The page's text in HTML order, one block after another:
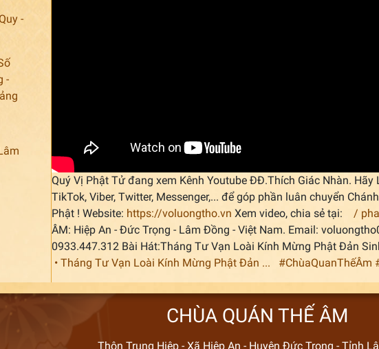
-
-
Quý Vị Phật Tử đang xem Kênh Youtube ĐĐ.Thích Giác Nhàn. Hãy
TikTok, Viber, Twitter, Messenger,... để góp phần luân chuyển
Phật ! Website: https://voluongtho.vn Xem video, chia sẻ tại: /
ÂM: Hiệp An - Đức Trọng - Lâm Đồng - Việt Nam. Email:
0933.447.312 Bài Hát:Tháng Tư Vạn Loài Kính Mừng Phật Đản
• Tháng Tư Vạn Loài Kính Mừng Phật Đản ...
#ChùaQuanThếÂm
CHÙA QUÁN THẾ ÂM
Thôn Trung Hiệp - Xã Hiệp An - Huyện Đức Trọng - Tỉnh